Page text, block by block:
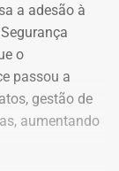
a adesão à
o
passou a
gestão de
aumentando